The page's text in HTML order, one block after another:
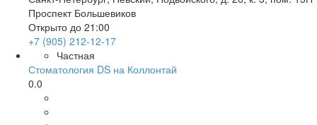
Проспект Большевиков
Открыто до 21:00
+7 (905) 212-12-17
Частная
Стоматология DS на Коллонтай
0.0